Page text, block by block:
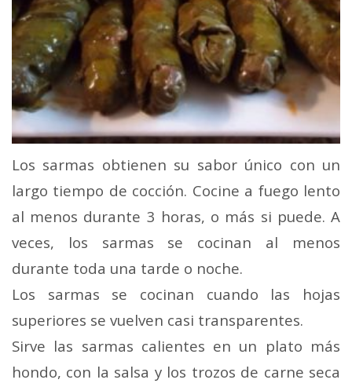
Los sarmas obtienen su sabor único con un
largo tiempo de cocción. Cocine a fuego lento
al menos durante 3 horas, o más si puede. A
veces, los sarmas se cocinan al menos
durante toda una tarde o noche.
Los sarmas se cocinan cuando las hojas
superiores se vuelven casi transparentes.
Sirve las sarmas calientes en un plato más
hondo, con la salsa y los trozos de carne seca